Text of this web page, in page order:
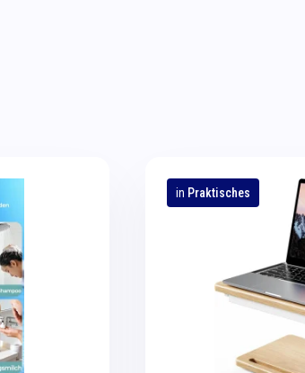
in Praktisches